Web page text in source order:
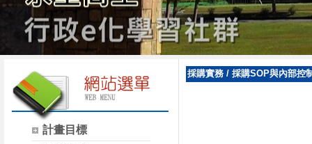
計畫目標
採購實務 / 採購SOP與內部控